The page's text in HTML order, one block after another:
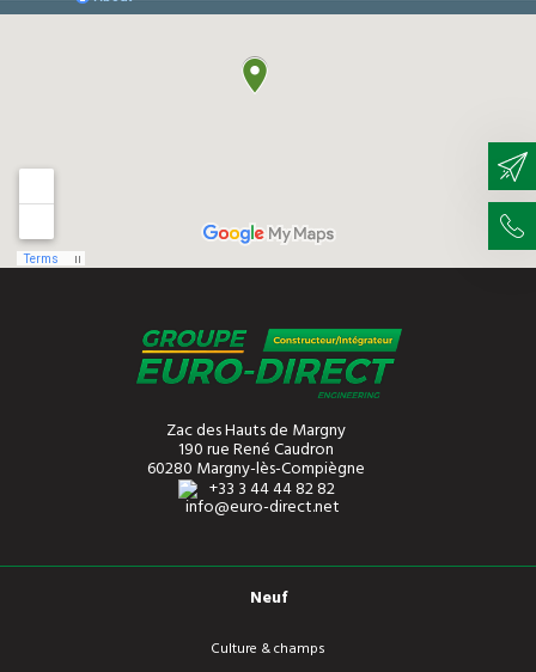
Zac des Hauts de Margny
190 rue René Caudron
60280 Margny-lès-Compiègne
+33 3 44 44 82 82
info@euro-direct.net
Neuf
Culture & champs